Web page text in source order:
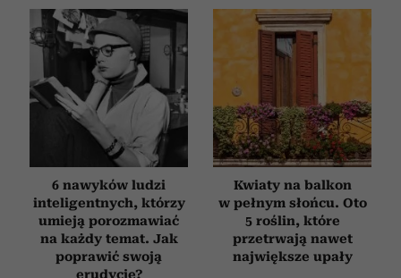
6 nawyków ludzi
inteligentnych, którzy
umieją porozmawiać
na każdy temat. Jak
poprawić swoją
erudycję?
Kwiaty na balkon
w pełnym słońcu. Oto
5 roślin, które
przetrwają nawet
największe upały